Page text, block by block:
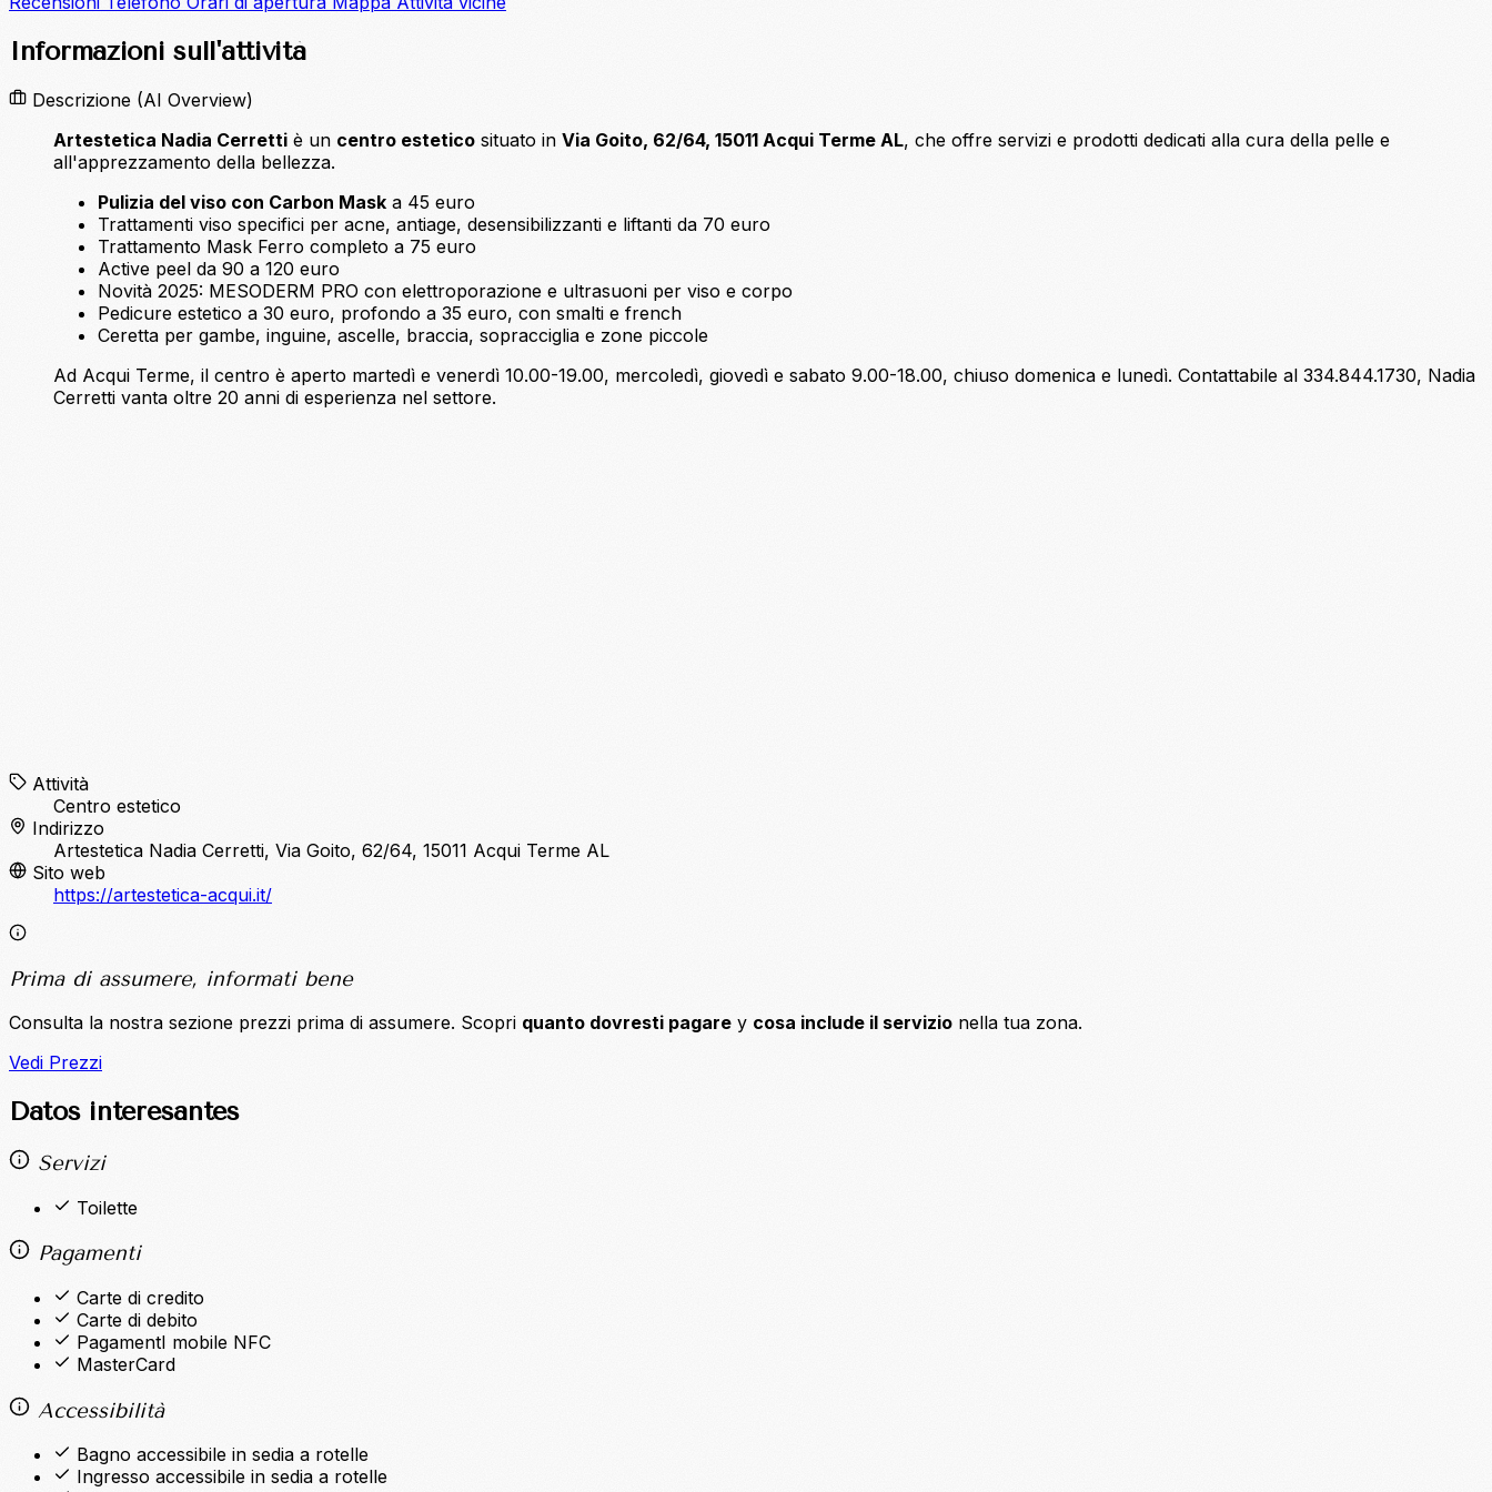
Informazioni sull'attività
Descrizione (AI Overview)
Artestetica Nadia Cerretti è un centro estetico situato in Via Goito, 62/64, 15011 Acqui Terme AL, che offre servizi e prodotti dedicati alla cura della pelle e
all'apprezzamento della bellezza.
Pulizia del viso con Carbon Mask a 45 euro
Trattamenti viso specifici per acne, antiage, desensibilizzanti e liftanti da 70 euro
Trattamento Mask Ferro completo a 75 euro
Active peel da 90 a 120 euro
Novità 2025: MESODERM PRO con elettroporazione e ultrasuoni per viso e corpo
Pedicure estetico a 30 euro, profondo a 35 euro, con smalti e french
Ceretta per gambe, inguine, ascelle, braccia, sopracciglia e zone piccole
Ad Acqui Terme, il centro è aperto martedì e venerdì 10.00-19.00, mercoledì, giovedì e sabato 9.00-18.00, chiuso domenica e lunedì. Contattabile al 334.844.1730, Nadia
Cerretti vanta oltre 20 anni di esperienza nel settore.
Attività
Centro estetico
Indirizzo
Artestetica Nadia Cerretti, Via Goito, 62/64, 15011 Acqui Terme AL
Sito web
https://artestetica-acqui.it/
Prima di assumere, informati bene
Consulta la nostra sezione prezzi prima di assumere. Scopri quanto dovresti pagare y cosa include il servizio nella tua zona.
Vedi Prezzi
Datos interesantes
Servizi
Toilette
Pagamenti
Carte di credito
Carte di debito
PagamentI mobile NFC
MasterCard
Accessibilità
Bagno accessibile in sedia a rotelle
Ingresso accessibile in sedia a rotelle